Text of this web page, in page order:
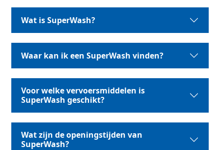
Wat is SuperWash?
Waar kan ik een SuperWash vinden?
Voor welke vervoersmiddelen is
SuperWash geschikt?
Wat zijn de openingstijden van
SuperWash?